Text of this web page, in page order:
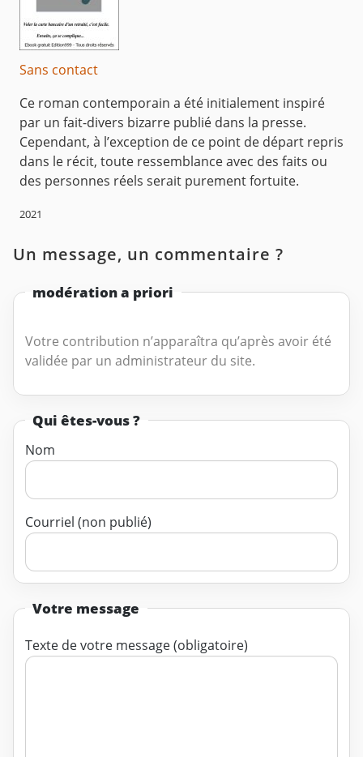
Sans contact
Ce roman contemporain a été initialement inspiré
par un fait-divers bizarre publié dans la presse.
Cependant, à l’exception de ce point de départ repris
dans le récit, toute ressemblance avec des faits ou
des personnes réels serait purement fortuite.
2021
Un message, un commentaire ?
modération a priori
Votre contribution n’apparaîtra qu’après avoir été
validée par un administrateur du site.
Qui êtes-vous ?
Nom
Courriel (non publié)
Votre message
Texte de votre message (obligatoire)